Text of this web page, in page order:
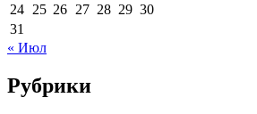
24 25 26 27 28 29 30
31
« Июл
Рубрики